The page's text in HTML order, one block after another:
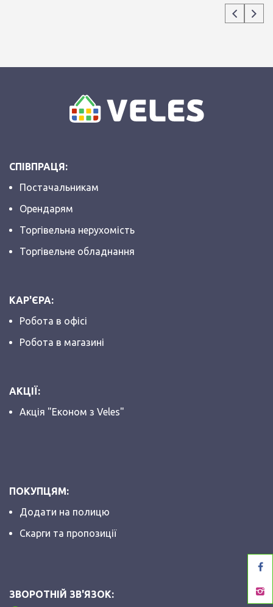
СПІВПРАЦЯ:
Постачальникам
Орендарям
Торгівельна нерухомість
Торгівельне обладнання
КАР'ЄРА:
Робота в офісі
Робота в магазині
АКЦІЇ:
Акція "Економ з Veles"
ПОКУПЦЯМ:
Додати на полицю
Скарги та пропозиції
ЗВОРОТНІЙ ЗВ'ЯЗОК: